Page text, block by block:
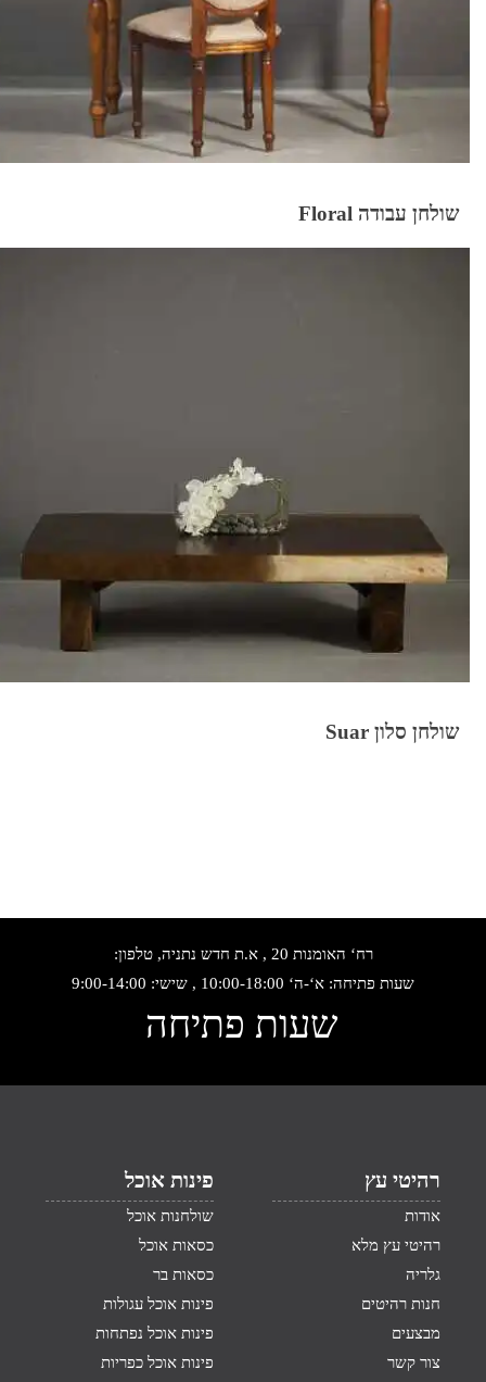
שולחן עבודה Floral
שולחן סלון Suar
רח‘ האומנות 20 , א.ת חדש נתניה, טלפון:
שעות פתיחה: א‘-ה‘ 10:00-18:00 , שישי: 9:00-14:00
שעות פתיחה
רהיטי עץ
אודות
רהיטי עץ מלא
גלריה
חנות רהיטים
מבצעים
צור קשר
פינות אוכל
שולחנות אוכל
כסאות אוכל
כסאות בר
פינות אוכל עגולות
פינות אוכל נפתחות
פינות אוכל כפריות